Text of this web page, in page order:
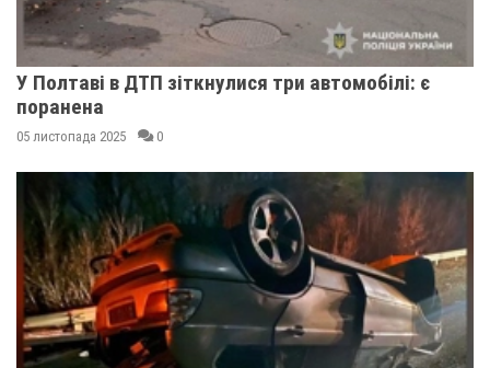
У Полтаві в ДТП зіткнулися три автомобілі: є
поранена
05 листопада 2025 0